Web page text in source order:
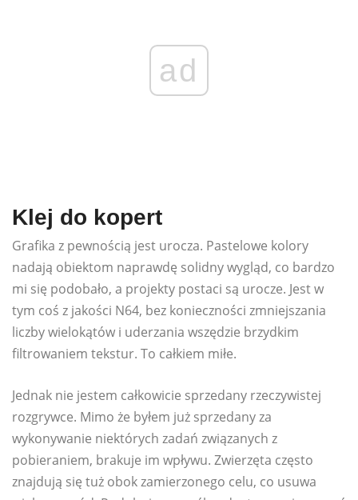
ad
Klej do kopert
Grafika z pewnością jest urocza. Pastelowe kolory
nadają obiektom naprawdę solidny wygląd, co bardzo
mi się podobało, a projekty postaci są urocze. Jest w
tym coś z jakości N64, bez konieczności zmniejszania
liczby wielokątów i uderzania wszędzie brzydkim
filtrowaniem tekstur. To całkiem miłe.
Jednak nie jestem całkowicie sprzedany rzeczywistej
rozgrywce. Mimo że byłem już sprzedany za
wykonywanie niektórych zadań związanych z
pobieraniem, brakuje im wpływu. Zwierzęta często
znajdują się tuż obok zamierzonego celu, co usuwa